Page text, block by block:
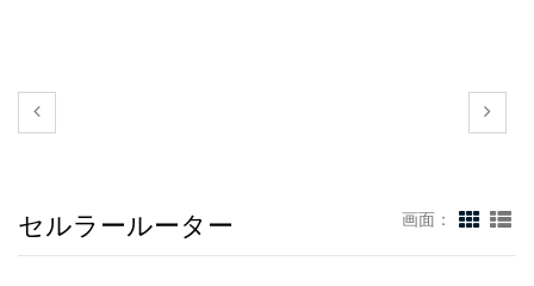
セルラールーター 画面：